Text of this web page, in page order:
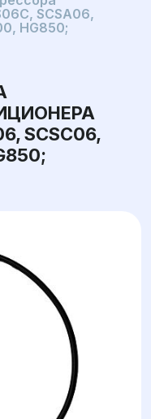
SCSA06,
HG850;
SCSC06,